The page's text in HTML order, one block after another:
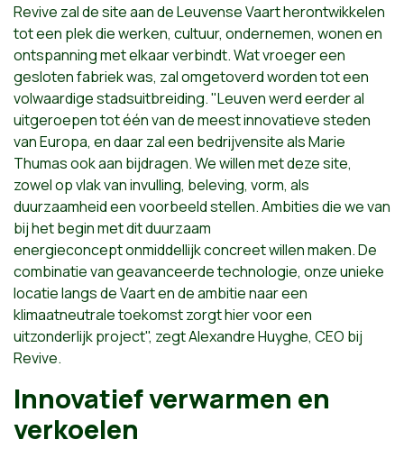
Revive zal de site aan de Leuvense Vaart herontwikkelen
tot een plek die werken, cultuur, ondernemen, wonen en
ontspanning met elkaar verbindt. Wat vroeger een
gesloten fabriek was, zal omgetoverd worden tot een
volwaardige stadsuitbreiding. "Leuven werd eerder al
uitgeroepen tot één van de meest innovatieve steden
van Europa, en daar zal een bedrijvensite als Marie
Thumas ook aan bijdragen. We willen met deze site,
zowel op vlak van invulling, beleving, vorm, als
duurzaamheid een voorbeeld stellen. Ambities die we van
bij het begin met dit duurzaam
energieconcept onmiddellijk concreet willen maken. De
combinatie van geavanceerde technologie, onze unieke
locatie langs de Vaart en de ambitie naar een
klimaatneutrale toekomst zorgt hier voor een
uitzonderlijk project", zegt Alexandre Huyghe, CEO bij
Revive.
Innovatief verwarmen en
verkoelen